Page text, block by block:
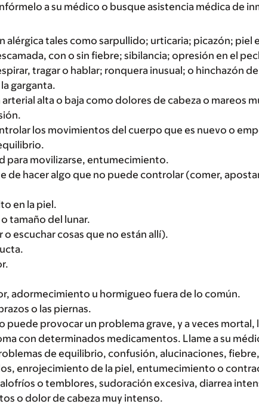
a su médico o busque asistencia médica de
alérgica tales como sarpullido; urticaria; picazón; piel
con o sin fiebre; sibilancia; opresión en el
tragar o hablar; ronquera inusual; o hinchazón
garganta.
alta o baja como dolores de cabeza o mareos
los movimientos del cuerpo que es nuevo o
para movilizarse, entumecimiento.
de hacer algo que no puede controlar (comer,
en la piel.
tamaño del lunar.
escuchar cosas que no están allí).
adormecimiento u hormigueo fuera de lo común.
o las piernas.
puede provocar un problema grave, y a veces mortal,
con determinados medicamentos. Llame a su
de equilibrio, confusión, alucinaciones,
enrojecimiento de la piel, entumecimiento o
o temblores, sudoración excesiva, diarrea
o dolor de cabeza muy intenso.